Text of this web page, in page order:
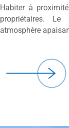
Habiter à
propriétaires.
atmosphère